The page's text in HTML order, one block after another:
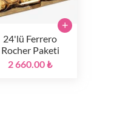
24'lü Ferrero
Rocher Paketi
2 660.00 ₺
+